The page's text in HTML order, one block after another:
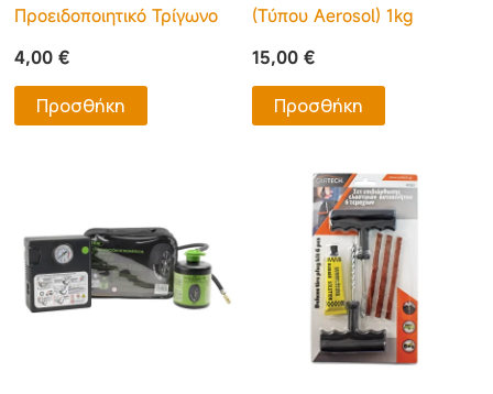
Προειδοποιητικό Τρίγωνο
4,00€
Προσθήκη
(Τύπου Aerosol) 1kg
15,00 €
Προσθήκη